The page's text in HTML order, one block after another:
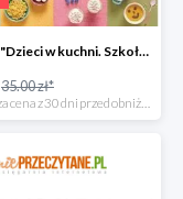
Książka "Dzieci w kuchni. Szkoła gotowania krok po kroku" w super cenie
35.00 zł*